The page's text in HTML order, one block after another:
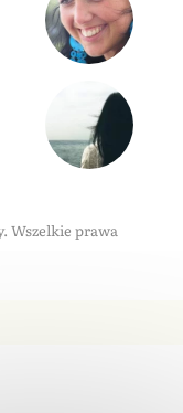
Wszelkie prawa